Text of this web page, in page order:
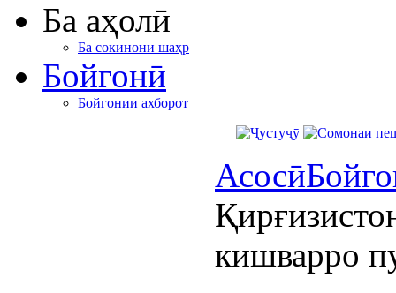
Ба аҳолӣ
Ба сокинони шаҳр
Бойгонӣ
Бойгонии ахборот
Асосӣ
кишварро